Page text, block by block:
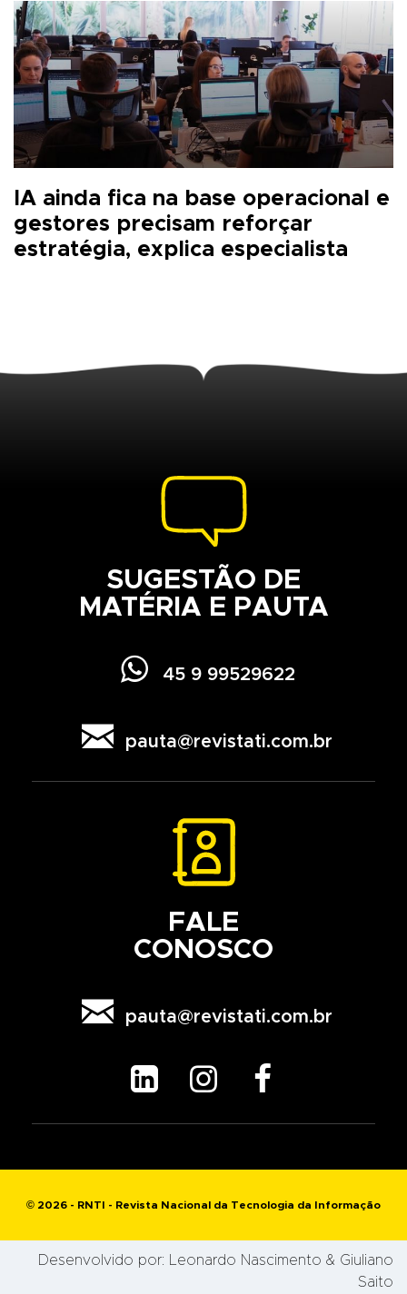
IA ainda fica na base operacional e
gestores precisam reforçar
estratégia, explica especialista
SUGESTÃO DE
MATÉRIA E PAUTA
 45 9 99529622
 pauta@revistati.com.br
FALE
CONOSCO
 pauta@revistati.com.br
  
© 2026 - RNTI - Revista Nacional da Tecnologia da Informação
Desenvolvido por: Leonardo Nascimento & Giuliano
Saito